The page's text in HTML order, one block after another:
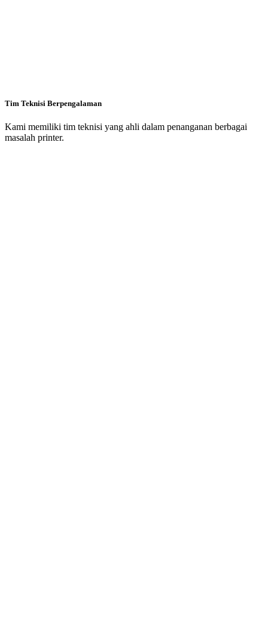
Tim Teknisi Berpengalaman
Kami memiliki tim teknisi yang ahli dalam penanganan berbagai
masalah printer.